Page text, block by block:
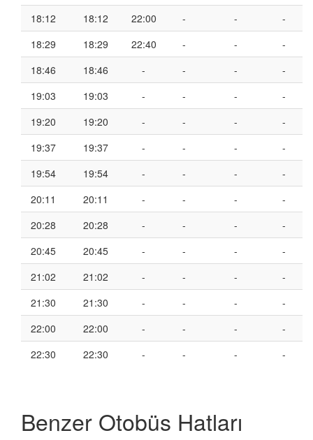
18:12
18:12 22:00 - -
-
18:29
18:29 22:40 - -
-
18:46
18:46 - - -
-
19:03
19:03 - - -
-
19:20
19:20 - - -
-
19:37
19:37 - - -
-
19:54
19:54 - - -
-
20:11
20:11 - - -
-
20:28
20:28 - - -
-
20:45
20:45 - - -
-
21:02
21:02 - - -
-
21:30
21:30 - - -
-
22:00
22:00 - - -
-
22:30
22:30 - - - -
Benzer Otobüs Hatları